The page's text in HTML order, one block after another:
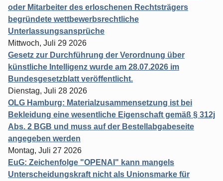
oder Mitarbeiter des erloschenen Rechtsträgers
begründete wettbewerbsrechtliche
Unterlassungsansprüche
Mittwoch, Juli 29 2026
Gesetz zur Durchführung der Verordnung über
künstliche Intelligenz wurde am 28.07.2026 im
Bundesgesetzblatt veröffentlicht.
Dienstag, Juli 28 2026
OLG Hamburg: Materialzusammensetzung ist bei
Bekleidung eine wesentliche Eigenschaft gemäß § 312j
Abs. 2 BGB und muss auf der Bestellabgabeseite
angegeben werden
Montag, Juli 27 2026
EuG: Zeichenfolge "OPENAI" kann mangels
Unterscheidungskraft nicht als Unionsmarke für